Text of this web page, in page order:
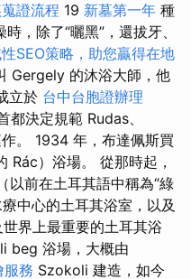
證流程 19 新墓第一年 種
，除了“曬黑”，還拔牙、
SEO策略，助您贏得在地
Gergely 的沐浴大師，他
立於 台中台胞證辦理
都決定規範 Rudas、
。 1934 年，布達佩斯買
Rác）浴場。 從那時起，
以前在土耳其語中稱為“綠
中心的土耳其浴室，以及
界上最重要的土耳其浴
beg 浴場，大概由
服務 Szokoli 建造，如今